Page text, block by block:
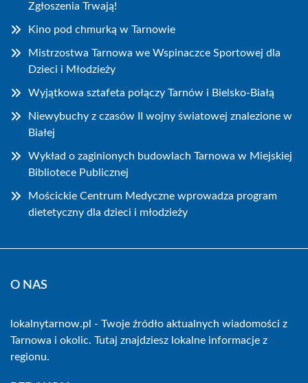
Zgłoszenia Trwają!
Kino pod chmurką w Tarnowie
Mistrzostwa Tarnowa we Wspinaczce Sportowej dla
Dzieci i Młodzieży
Wyjątkowa sztafeta połączy Tarnów i Bielsko-Białą
Niewybuchy z czasów II wojny światowej znalezione w
Białej
Wykład o zaginionych budowlach Tarnowa w Miejskiej
Bibliotece Publicznej
Mościckie Centrum Medyczne wprowadza program
dietetyczny dla dzieci i młodzieży
O NAS
lokalnytarnow.pl - Twoje źródło aktualnych wiadomości z
Tarnowa i okolic. Tutaj znajdziesz lokalne informacje z
regionu.